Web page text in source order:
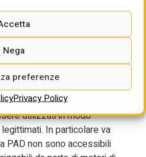
Nega
preferenze
Privacy Policy
più rapidamente possibile (nei
costituisce l’oggetto della
procedura di affidamento si
costituisce l’occasione per
da un punto di vista tecnico,
la sorte dei dati pubblicati in
utilizzati in modo
In particolare va
PAD non sono accessibili